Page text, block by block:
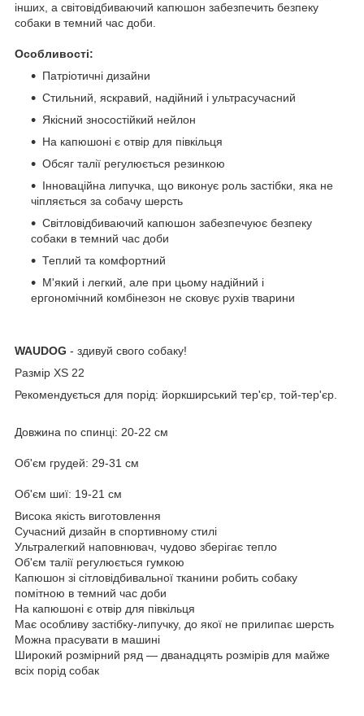
інших, а світовідбиваючий капюшон забезпечить безпеку
собаки в темний час доби.
Особливості:
Патріотичні дизайни
Стильний, яскравий, надійний і ультрасучасний
Якісний зносостійкий нейлон
На капюшоні є отвір для півкільця
Обсяг талії регулюється резинкою
Інноваційна липучка, що виконує роль застібки, яка не
чіпляється за собачу шерсть
Світловідбиваючий капюшон забезпечуює безпеку
собаки в темний час доби
Теплий та комфортний
М'який і легкий, але при цьому надійний і
ергономічний комбінезон не сковує рухів тварини
WAUDOG - здивуй свого собаку!
Размір XS 22
Рекомендується для порід: йоркширський тер'єр, той-тер'єр.
Довжина по спинці: 20-22 см
Об'єм грудей: 29-31 см
Об'єм шиї: 19-21 см
Висока якість виготовлення
Сучасний дизайн в спортивному стилі
Ультралегкий наповнювач, чудово зберігає тепло
Об'єм талії регулюється гумкою
Капюшон зі сітловідбивальної тканини робить собаку
помітною в темний час доби
На капюшоні є отвір для півкільця
Має особливу застібку-липучку, до якої не прилипає шерсть
Можна прасувати в машині
Широкий розмірний ряд — дванадцять розмірів для майже
всіх порід собак